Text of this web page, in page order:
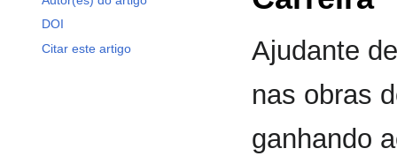
DOI
Citar este artigo
Ajudante
nas obras
ganhando